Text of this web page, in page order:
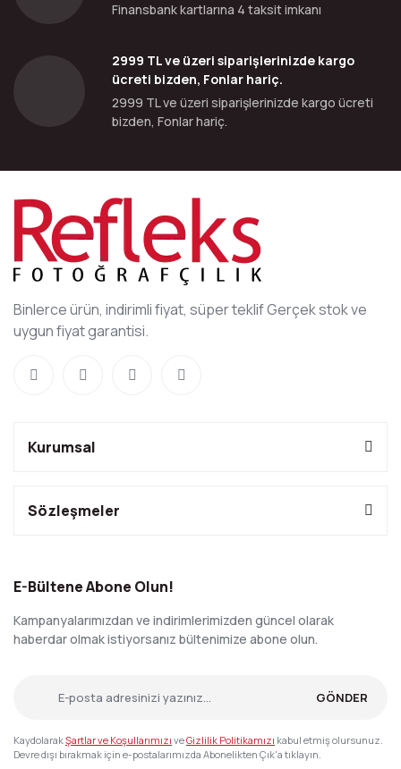
Finansbank kartlarına 4 taksit imkanı
2999 TL ve üzeri siparişlerinizde kargo
ücreti bizden, Fonlar hariç.
2999 TL ve üzeri siparişlerinizde kargo ücreti
bizden, Fonlar hariç.
Binlerce ürün, indirimli fiyat, süper teklif Gerçek stok ve
uygun fiyat garantisi.
Kurumsal
Sözleşmeler
E-Bültene Abone Olun!
Kampanyalarımızdan ve indirimlerimizden güncel olarak
haberdar olmak istiyorsanız bültenimize abone olun.
GÖNDER
KaydolarakŞartlar ve Koşullarımızı veGizlilik Politikamızı kabul etmiş olursunuz.
Devre dışı bırakmak için e-postalarımızda Abonelikten Çık'a tıklayın.